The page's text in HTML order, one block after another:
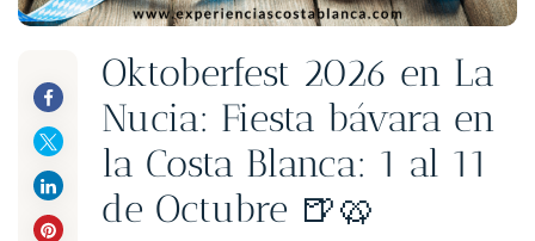
Oktoberfest 2026 en La
Nucia: Fiesta bávara en
la Costa Blanca: 1 al 11
de Octubre 🍺🥨